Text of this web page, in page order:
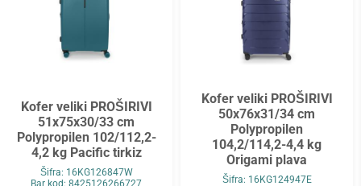
Kofer veliki PROŠIRIVI
51x75x30/33 cm
Polypropilen 102/112,2-
4,2 kg Pacific tirkiz
Šifra: 16KG126847W
Bar kod: 8425126266727
Kofer veliki PROŠIRIVI
50x76x31/34 cm
Polypropilen
104,2/114,2-4,4 kg
Origami plava
Šifra: 16KG124947E